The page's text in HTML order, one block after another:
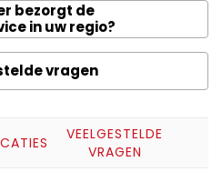
bezorgt de
in uw regio?
vragen
VEELGESTELDE
VRAGEN